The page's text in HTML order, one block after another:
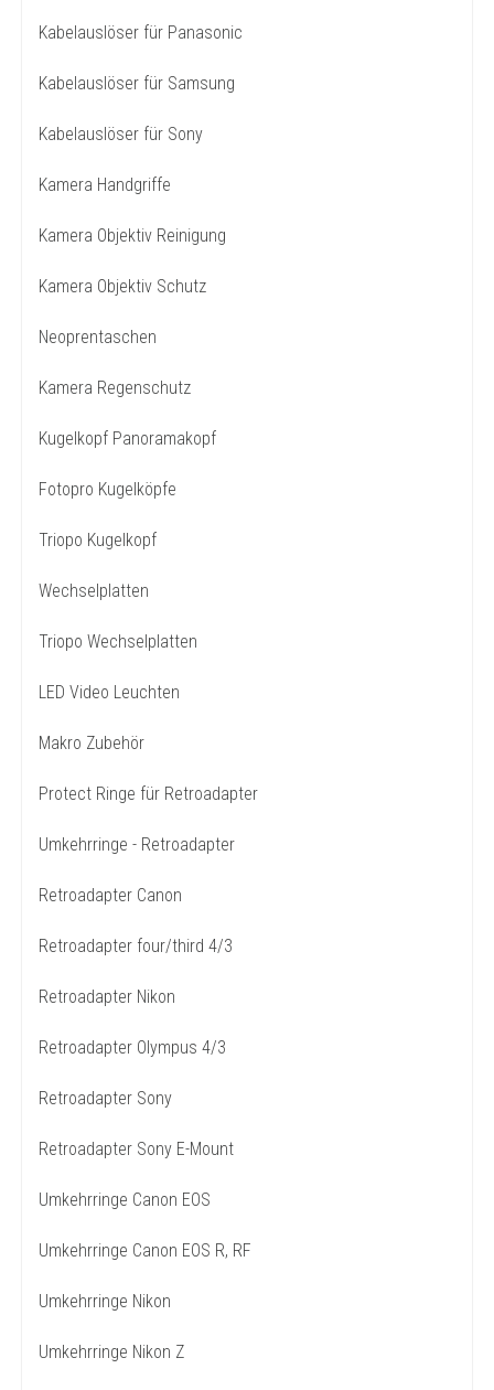
Kabelauslöser für Panasonic
Kabelauslöser für Samsung
Kabelauslöser für Sony
Kamera Handgriffe
Kamera Objektiv Reinigung
Kamera Objektiv Schutz
Neoprentaschen
Kamera Regenschutz
Kugelkopf Panoramakopf
Fotopro Kugelköpfe
Triopo Kugelkopf
Wechselplatten
Triopo Wechselplatten
LED Video Leuchten
Makro Zubehör
Protect Ringe für Retroadapter
Umkehrringe - Retroadapter
Retroadapter Canon
Retroadapter four/third 4/3
Retroadapter Nikon
Retroadapter Olympus 4/3
Retroadapter Sony
Retroadapter Sony E-Mount
Umkehrringe Canon EOS
Umkehrringe Canon EOS R, RF
Umkehrringe Nikon
Umkehrringe Nikon Z